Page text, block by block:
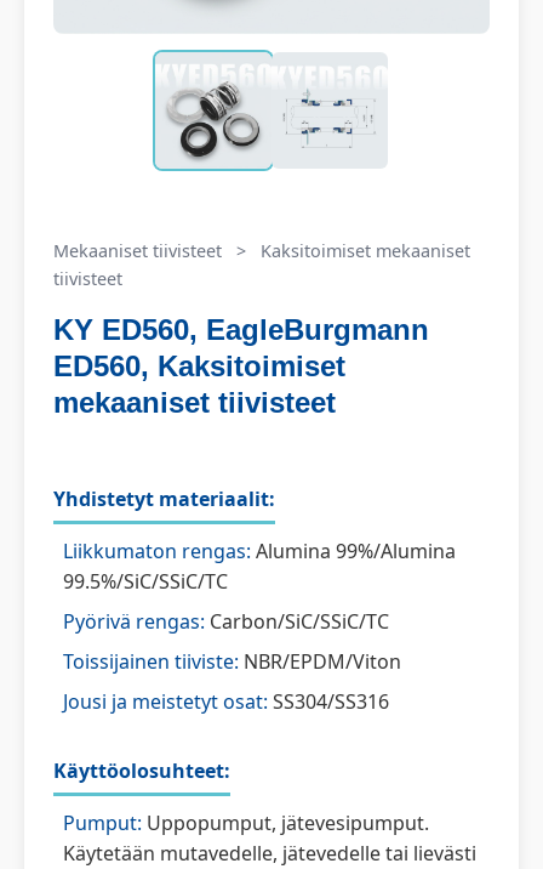
Mekaaniset tiivisteet >
Kaksitoimiset mekaaniset
tiivisteet
KY ED560, EagleBurgmann
ED560, Kaksitoimiset
mekaaniset tiivisteet
Yhdistetyt materiaalit:
Liikkumaton rengas: Alumina 99%/Alumina
99.5%/SiC/SSiC/TC
Pyörivä rengas: Carbon/SiC/SSiC/TC
Toissijainen tiiviste: NBR/EPDM/Viton
Jousi ja meistetyt osat: SS304/SS316
Käyttöolosuhteet:
Pumput: Uppopumput, jätevesipumput.
Käytetään mutavedelle, jätevedelle tai lievästi